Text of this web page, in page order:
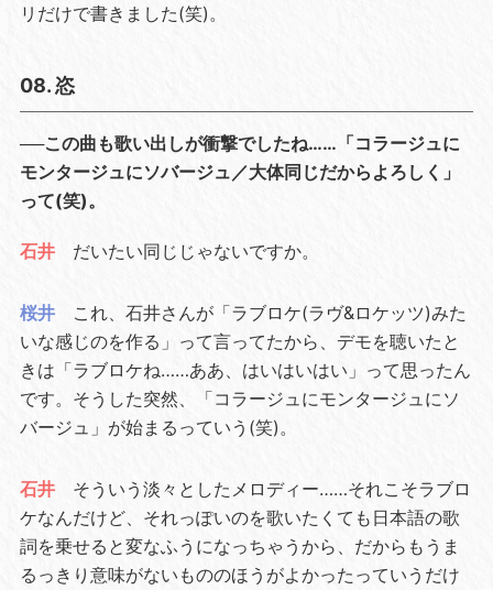
リだけで書きました(笑)。
08. 恣
──この曲も歌い出しが衝撃でしたね……「コラージュに
モンタージュにソバージュ／大体同じだからよろしく」
って(笑)。
石井 だいたい同じじゃないですか。
桜井
これ、石井さんが「ラブロケ(ラヴ&ロケッツ)みた
いな感じのを作る」って言ってたから、デモを聴いたと
きは「ラブロケね……ああ、はいはいはい」って思ったん
です。そうした突然、「コラージュにモンタージュにソ
バージュ」が始まるっていう(笑)。
石井
そういう淡々としたメロディー……それこそラブロ
ケなんだけど、それっぽいのを歌いたくても日本語の歌
詞を乗せると変なふうになっちゃうから、だからもうま
るっきり意味がないもののほうがよかったっていうだけ